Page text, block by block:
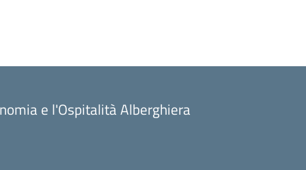
e l'Ospitalità Alberghiera